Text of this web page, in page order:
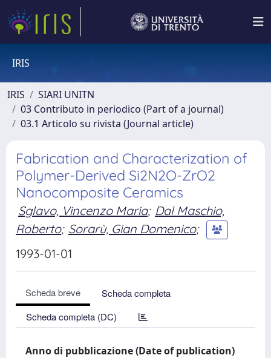
IRIS
IRIS
SIARI UNITN
03 Contributo in periodico (Part of a journal)
03.1 Articolo su rivista (Journal article)
Fabrication and Characterization of
Polymer-Derived Si2N2O-ZrO2
Nanocomposite Ceramics
Sglavo, Vincenzo Maria; Dal Maschio,
Roberto; Sorarù, Gian Domenico;
1993-01-01
Scheda breve
Scheda completa
Scheda completa (DC)
Anno di pubblicazione (Date of publication)